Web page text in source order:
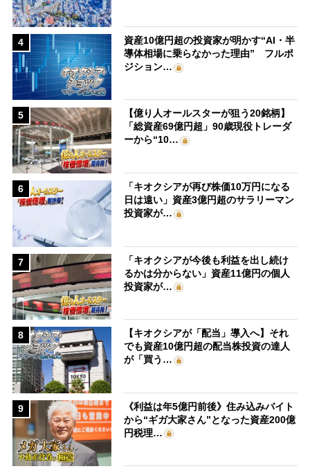
4
資産10億円超の投資家が明かす“AI・半
導体相場に乗らなかった理由” フルポ
ジション…
5
【億り人オールスターが狙う20銘柄】
「総資産69億円超」90歳現役トレーダ
ーから“10…
6
「キオクシアが再び株価10万円になる
日は遠い」資産3億円超のサラリーマン
投資家が…
7
「キオクシアが今後も利益を出し続け
るかは分からない」資産11億円の個人
投資家が…
8
【キオクシアが「配当」導入へ】それ
でも資産10億円超の配当株投資の達人
が「買う…
9
《利益は年5億円前後》住み込みバイト
から“ギガ大家さん”となった資産200億
円税理…